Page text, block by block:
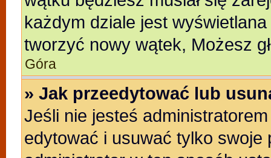
każdym dziale jest
tworzyć nowy wątek, Możesz
Góra
» Jak przeedytować lub
Jeśli nie jesteś
edytować i usuwać tylko swoje